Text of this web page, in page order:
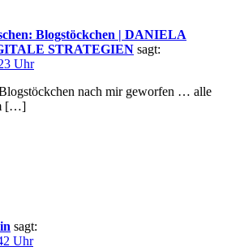
Blogstöckchen | DANIELA
STRATEGIEN sagt:
Uhr
nach mir geworfen … alle
[…]
sagt:
Uhr